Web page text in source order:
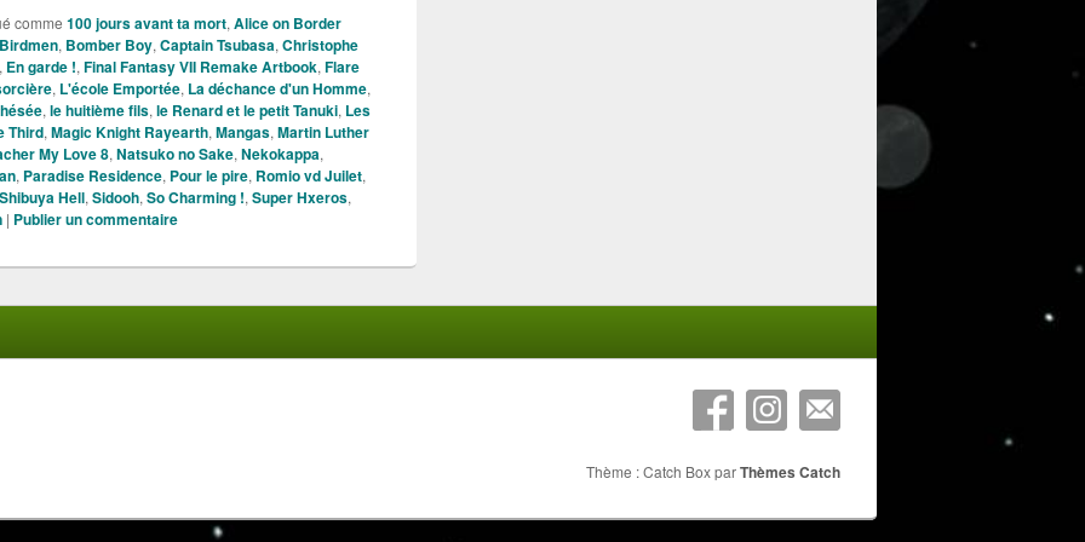
comme 100 jours avant ta mort, Alice on Border
Birdmen, Bomber Boy, Captain Tsubasa, Christophe
, En garde !, Final Fantasy VII Remake Artbook, Flare
, L'école Emportée, La déchance d'un Homme,
, le huitième fils, le Renard et le petit Tanuki, Les
Third, Magic Knight Rayearth, Mangas, Martin Luther
My Love 8, Natsuko no Sake, Nekokappa,
, Paradise Residence, Pour le pire, Romio vd Juilet,
Shibuya Hell, Sidooh, So Charming !, Super Hxeros,
| Publier un commentaire
Thème : Catch Box parThèmes Catch